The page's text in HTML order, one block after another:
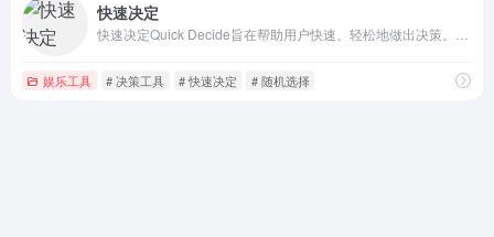
快速决定
娱乐工具 # 决策工具 # 快速决定 # 随机选择